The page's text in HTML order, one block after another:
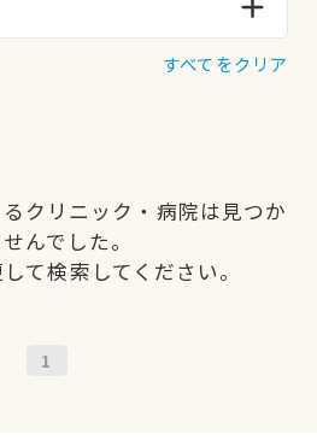
すべてをクリア
クリニック・病院は見つか
んでした。
て検索してください。
1